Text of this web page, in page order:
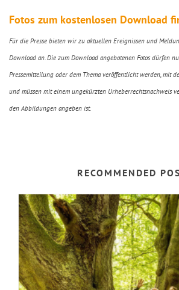
Fotos zum kostenlosen Download
Für die Presse bieten wir zu aktuellen Ereignissen und
Download an. Die zum Download angebotenen Fotos dürfen
Pressemitteilung oder dem Thema veröffentlicht werden, mit
und müssen mit einem ungekürzten Urheberrechtsnachweis
den Abbildungen angeben ist.
RECOMMENDED